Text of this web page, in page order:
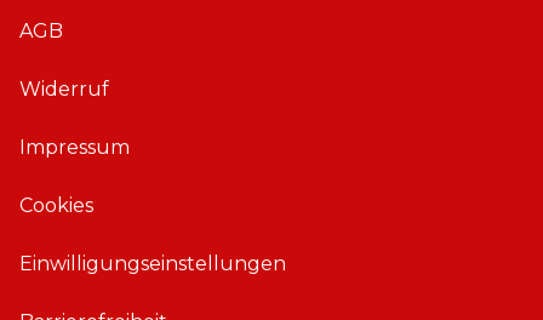
AGB
Widerruf
Impressum
Cookies
Einwilligungseinstellungen